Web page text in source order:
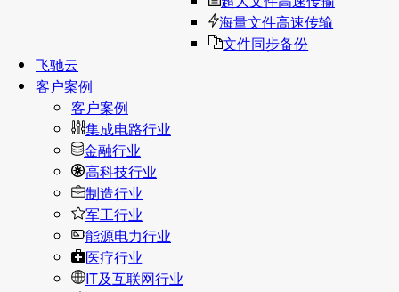
海量文件高速传输
文件同步备份
飞驰云
客户案例
客户案例
集成电路行业
金融行业
高科技行业
制造行业
军工行业
能源电力行业
医疗行业
IT及互联网行业